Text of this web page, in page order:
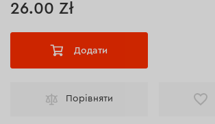
26.00 Zł
Додати
Порівняти